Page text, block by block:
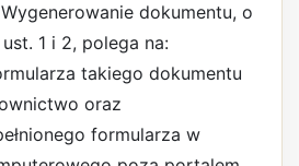
dokumentu, o
1 i 2, polega na:
takiego dokumentu
oraz
formularza w